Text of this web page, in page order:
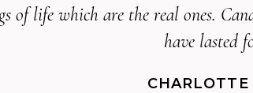
of life which are the real ones.
have lasted